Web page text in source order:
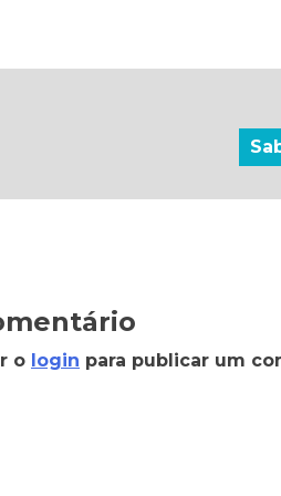
o login para publicar um